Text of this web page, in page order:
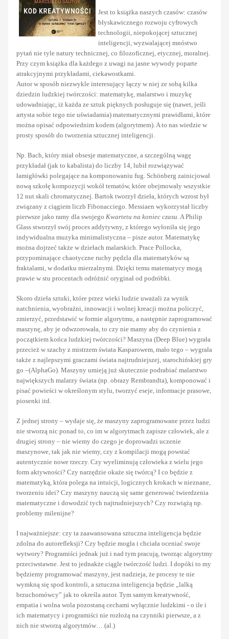
Jest to książka naszych czasów: czasów
błyskawicznego rozwoju cyfrowych
technologii, niepokojącej sztucznej
inteligencji, wyzwalającej mnóstwo
pytań nie tyle natury technicznej, co filozoficznej, etycznej, moralnej.
Przy czym książka dla każdego z uwagi na jasne wywody poparte
atrakcyjnymi przykładami, ciekawostkami.
Autor w sposób niezwykle interesujący łączy w niej ze sobą kilka
dziedzin ludzkiej twórczości: matematykę, malarstwo i muzykę
udowadniając, iż każda ze sztuk pięknych posługuje się (nawet, jeśli
artysta sobie tego nie uświadamia) matematycznymi prawidłami, które
można opisać odpowiednim kodem (algorytmem). A to nas wiedzie w
prosty sposób do tworzenia sztucznej inteligencji.
Np. Bach, który miał obsesje matematyczne, a szczególną wagę
przykładał (jak to kabalista) do liczby 14, lubił rozwiązywać
łamigłówki polegające na komponowaniu fug. Schönberg zainicjował
nową szkołę kompozycji wokół tematów, które obejmowały wszystkie
12 nut skali chromatycznej. Bartok tworzył dzieła, których wzrost był
związany z ciągiem liczb Fibonacciego. Messiaen wykorzystał liczby
pierwsze jako ramy dla swojego Kwartetu na koniec czasu. A Philip
Glass stworzył swój proces addytywny, z którego wyłoniła się jego
indywidualna muzyka minimalistyczna – pisze autor. Matematykę
można dojrzeć także w dziełach malarskich. Prace Pollocka,
przypominające chaotyczne ruchy pędzla dla matematyków są
fraktalami, w dodatku mierzalnymi. Dzięki temu matematycy mogą
prawie w stu procentach odróżnić oryginał od podróbki.
Skoro dzieła sztuki, które przez wieki ludzie uważali za wynik
natchnienia, wyobraźni, innowacji i wolnej kreacji można policzyć,
zmierzyć, przedstawić w formie algorytmu, a następnie zaprogramować
maszynę, aby je odwzorowała, to czy nie mamy aby do czynienia z
początkiem końca ludzkiej twórczości? Maszyna (Deep Blue) wygrała
przecież w szachy z mistrzem świata Kasparowem, mało tego – wygrała
także z najlepszymi graczami świata najtrudniejszej, starochińskiej gry
go –(AlphaGo). Maszyny umieją już skutecznie podrabiać malarstwo
największych malarzy świata (np. obrazy Rembrandta), komponować i
pisać powieści w określonym stylu, tworzyć eseje, informacje prasowe,
piosenki itd.
Z jednej strony – wydaje się, że maszyny zaprogramowane przez ludzi
nie stworzą nic ponad to, co im w algorytmach zapisze człowiek, ale z
drugiej strony – nie wiemy do czego je doprowadzi uczenie
maszynowe, tak jak nie wiemy, czy z kompilacji mogą powstać
autentycznie nowe rzeczy. Czy wyeliminują człowieka z wielu jego
form aktywności? Czy narzędzie okaże się twórcą? I co będzie z
matematyką, która polega na intuicji, logicznych krokach w nieznane,
tworzeniu idei? Czy maszyny nauczą się same generować twierdzenia
matematyczne i dowodzić tych najtrudniejszych? Czy rozwiążą np.
problemy milenijne?
I najważniejsze: czy ta zaawansowana sztuczna inteligencja będzie
zdolna do autorefleksji? Czy będzie mogła i chciała oceniać swoje
wytwory? Programiści jednak już i nad tym pracują, tworząc algorytmy
przeciwstawne. Jest to jednakże ciągle twórczość ludzi. I dopóki to my
będziemy programować maszyny, jest nadzieja, że procesy te nie
wymkną się spod kontroli, a sztuczna inteligencja będzie „lalką
brzuchomówcy” jak to określa autor. Tym samym kreatywność,
empatia i wolna wola pozostaną cechami wyłącznie ludzkimi - o ile i
ich matematycy i programiści nie rozłożą na czynniki pierwsze, a z
nich nie stworzą algorytmów… (al.)